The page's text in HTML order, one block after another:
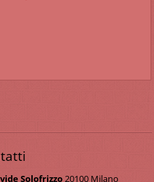
Solofrizzo20100 Milano